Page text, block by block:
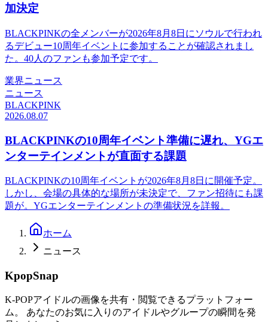
加決定
BLACKPINKの全メンバーが2026年8月8日にソウルで行われ
るデビュー10周年イベントに参加することが確認されまし
た。40人のファンも参加予定です。
業界ニュース
ニュース
BLACKPINK
2026.08.07
BLACKPINKの10周年イベント準備に遅れ、YGエ
ンターテインメントが直面する課題
BLACKPINKの10周年イベントが2026年8月8日に開催予定。
しかし、会場の具体的な場所が未決定で、ファン招待にも課
題が。YGエンターテインメントの準備状況を詳報。
ホーム
ニュース
KpopSnap
K-POPアイドルの画像を共有・閲覧できるプラットフォー
ム。 あなたのお気に入りのアイドルやグループの瞬間を発